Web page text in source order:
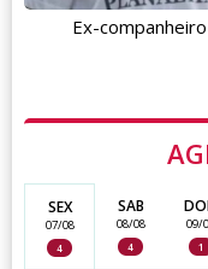
SEX
07/08
4
SAB
08/08
4
09/
1
Ex-